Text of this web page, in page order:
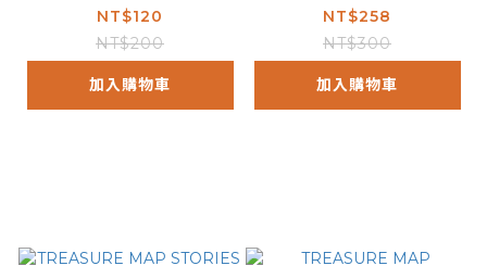
NT$120
NT$200
加入購物車
NT$258
NT$300
加入購物車